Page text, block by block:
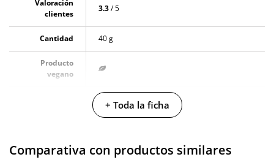
Valoración
clientes
3.3/ 5
Cantidad 40 g
Producto
vegano
Garantías 3 años de garantía
+ Toda la ficha
Comparativa con productos similares